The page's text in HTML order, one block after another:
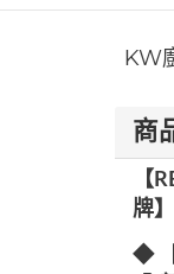
KW
商
【
牌】
◆